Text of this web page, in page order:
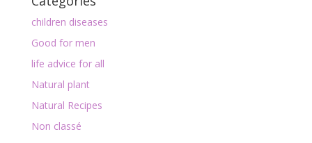
children diseases
Good for men
life advice for all
Natural plant
Natural Recipes
Non classé